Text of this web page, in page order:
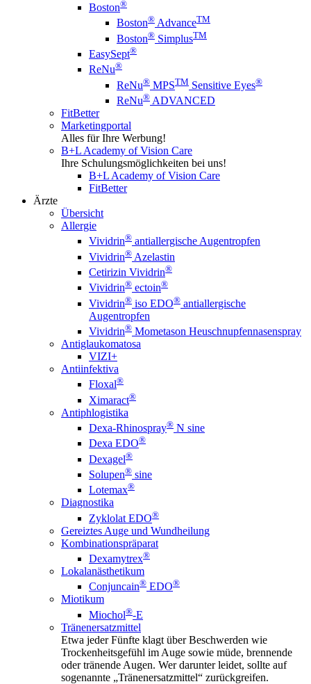
Boston®
Boston® AdvanceTM
Boston® SimplusTM
EasySept®
ReNu®
ReNu® MPSTM Sensitive Eyes®
ReNu® ADVANCED
FitBetter
Marketingportal
Alles für Ihre Werbung!
B+L Academy of Vision Care
Ihre Schulungsmöglichkeiten bei uns!
B+L Academy of Vision Care
FitBetter
Ärzte
Übersicht
Allergie
Vividrin® antiallergische Augentropfen
Vividrin® Azelastin
Cetirizin Vividrin®
Vividrin® ectoin®
Vividrin® iso EDO® antiallergische
Augentropfen
Vividrin® Mometason Heuschnupfennasenspray
Antiglaukomatosa
VIZI+
Antiinfektiva
Floxal®
Ximaract®
Antiphlogistika
Dexa-Rhinospray® N sine
Dexa EDO®
Dexagel®
Solupen® sine
Lotemax®
Diagnostika
Zyklolat EDO®
Gereiztes Auge und Wundheilung
Kombinationspräparat
Dexamytrex®
Lokalanästhetikum
Conjuncain® EDO®
Miotikum
Miochol®-E
Tränenersatzmittel
Etwa jeder Fünfte klagt über Beschwerden wie
Trockenheitsgefühl im Auge sowie müde, brennende
oder tränende Augen. Wer darunter leidet, sollte auf
sogenannte „Tränenersatzmittel“ zurückgreifen.